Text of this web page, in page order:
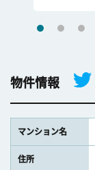
物件情報
マンション名
住所